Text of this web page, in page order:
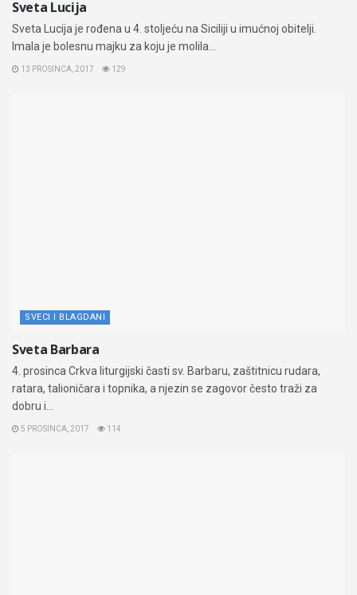
Sveta Lucija
Sveta Lucija je rođena u 4. stoljeću na Siciliji u imućnoj obitelji.
Imala je bolesnu majku za koju je molila...
13 PROSINCA, 2017 129
SVECI I BLAGDANI
Sveta Barbara
4. prosinca Crkva liturgijski časti sv. Barbaru, zaštitnicu rudara,
ratara, talioničara i topnika, a njezin se zagovor često traži za
dobru i...
5 PROSINCA, 2017 114